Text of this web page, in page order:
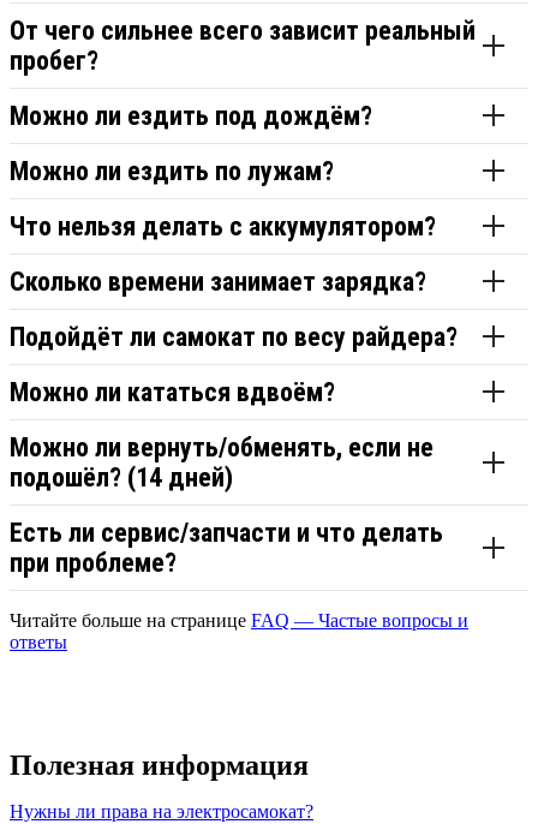
От чего сильнее всего зависит реальный
пробег?
Можно ли ездить под дождём?
Можно ли ездить по лужам?
Что нельзя делать с аккумулятором?
Сколько времени занимает зарядка?
Подойдёт ли самокат по весу райдера?
Можно ли кататься вдвоём?
Можно ли вернуть/обменять, если не
подошёл? (14 дней)
Есть ли сервис/запчасти и что делать
при проблеме?
Читайте больше на странице FAQ — Частые вопросы и
ответы
Полезная информация
Нужны ли права на электросамокат?